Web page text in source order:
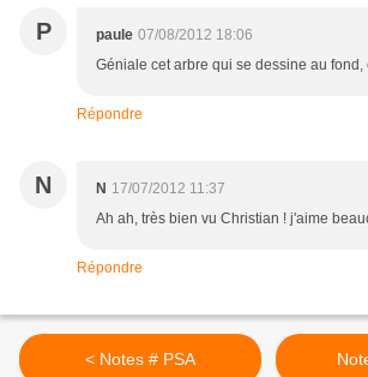
P paule 07/08/2012 18:06
Géniale cet arbre qui se dessine au
Répondre
N N 17/07/2012 11:37
Ah ah, très bien vu Christian ! j'aime
Répondre
< Notes # PSA